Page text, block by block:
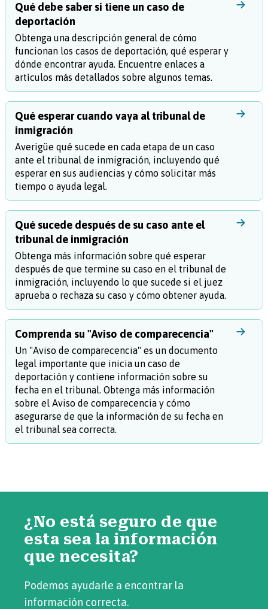
Qué debe saber si tiene un caso de
deportación
Obtenga una descripción general de cómo
funcionan los casos de deportación, qué esperar y
dónde encontrar ayuda. Encuentre enlaces a
artículos más detallados sobre algunos temas.
Qué esperar cuando vaya al tribunal de
inmigración
Averigüe qué sucede en cada etapa de un caso
ante el tribunal de inmigración, incluyendo qué
esperar en sus audiencias y cómo solicitar más
tiempo o ayuda legal.
Qué sucede después de su caso ante el
tribunal de inmigración
Obtenga más información sobre qué esperar
después de que termine su caso en el tribunal de
inmigración, incluyendo lo que sucede si el juez
aprueba o rechaza su caso y cómo obtener ayuda.
Comprenda su "Aviso de comparecencia"
Un "Aviso de comparecencia" es un documento
legal importante que inicia un caso de
deportación y contiene información sobre su
fecha en el tribunal. Obtenga más información
sobre el Aviso de comparecencia y cómo
asegurarse de que la información de su fecha en
el tribunal sea correcta.
¿No está seguro de que
esta sea la información
que necesita?
Podemos ayudarle a encontrar la
información correcta.